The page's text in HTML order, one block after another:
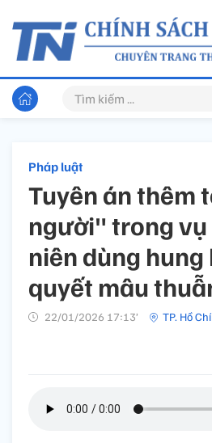
Pháp luật
Tuyên án thêm
người" trong
niên dùng
quyết mâu
22/01/2026 17:13’ TP. Hồ